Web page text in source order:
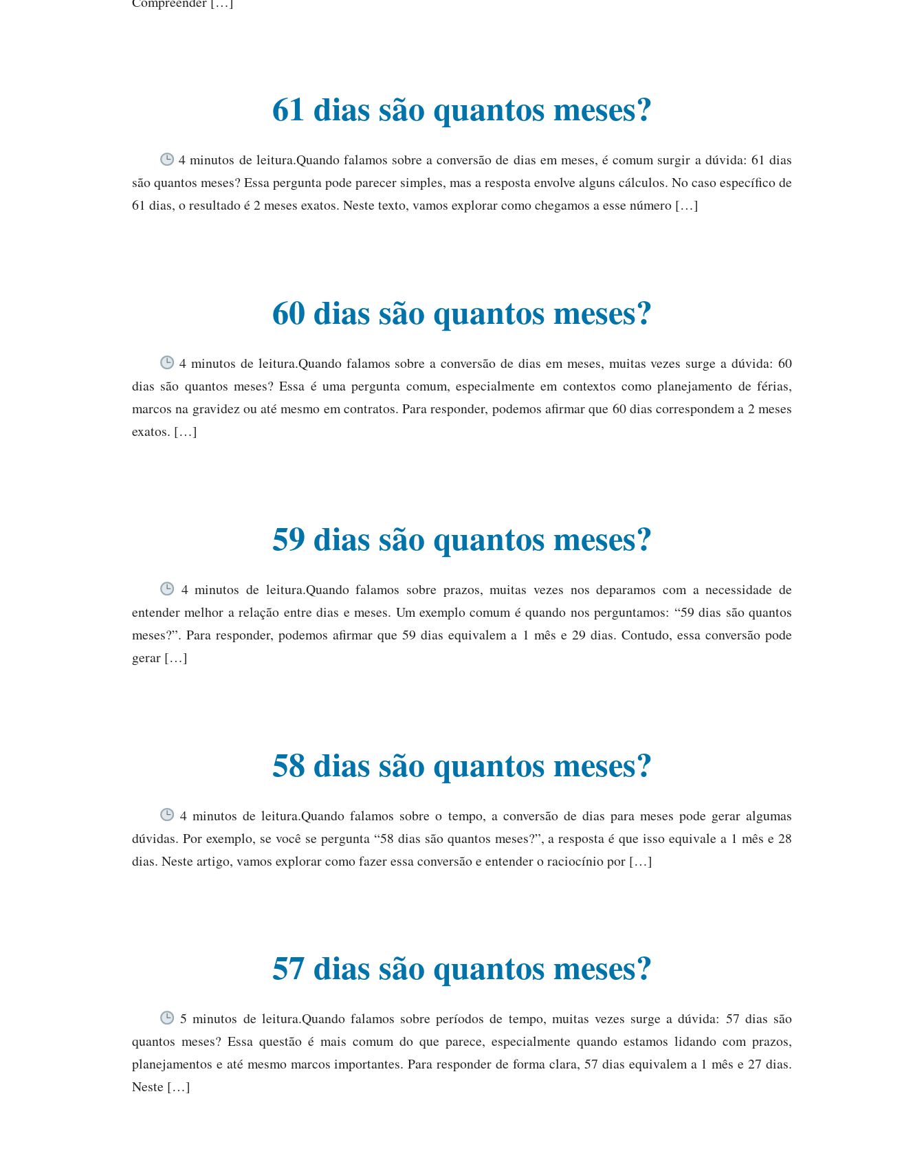
61 dias são quantos meses?
4 minutos de leitura.Quando falamos sobre a conversão de dias em meses, é comum surgir a dúvida: 61 dias
são quantos meses? Essa pergunta pode parecer simples, mas a resposta envolve alguns cálculos. No caso específico de
61 dias, o resultado é 2 meses exatos. Neste texto, vamos explorar como chegamos a esse número […]
60 dias são quantos meses?
4 minutos de leitura.Quando falamos sobre a conversão de dias em meses, muitas vezes surge a dúvida: 60
dias são quantos meses? Essa é uma pergunta comum, especialmente em contextos como planejamento de férias,
marcos na gravidez ou até mesmo em contratos. Para responder, podemos afirmar que 60 dias correspondem a 2 meses
exatos. […]
59 dias são quantos meses?
4 minutos de leitura.Quando falamos sobre prazos, muitas vezes nos deparamos com a necessidade de
entender melhor a relação entre dias e meses. Um exemplo comum é quando nos perguntamos: “59 dias são quantos
meses?”. Para responder, podemos afirmar que 59 dias equivalem a 1 mês e 29 dias. Contudo, essa conversão pode
gerar […]
58 dias são quantos meses?
4 minutos de leitura.Quando falamos sobre o tempo, a conversão de dias para meses pode gerar algumas
dúvidas. Por exemplo, se você se pergunta “58 dias são quantos meses?”, a resposta é que isso equivale a 1 mês e 28
dias. Neste artigo, vamos explorar como fazer essa conversão e entender o raciocínio por […]
57 dias são quantos meses?
5 minutos de leitura.Quando falamos sobre períodos de tempo, muitas vezes surge a dúvida: 57 dias são
quantos meses? Essa questão é mais comum do que parece, especialmente quando estamos lidando com prazos,
planejamentos e até mesmo marcos importantes. Para responder de forma clara, 57 dias equivalem a 1 mês e 27 dias.
Neste […]